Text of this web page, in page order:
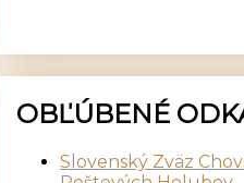
OBĽÚBENÉ
Slovenský Zväz